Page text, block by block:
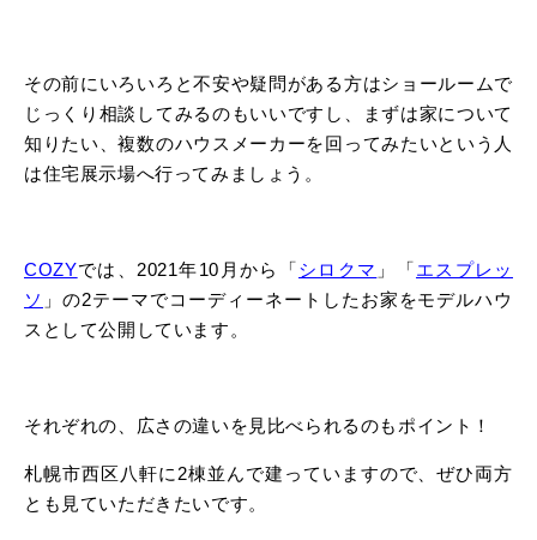
その前にいろいろと不安や疑問がある方はショールームで
じっくり相談してみるのもいいですし、まずは家について
知りたい、複数のハウスメーカーを回ってみたいという人
は住宅展示場へ行ってみましょう。
COZYでは、2021年10月から「シロクマ 」「エスプレッ
ソ 」の2テーマでコーディーネートしたお家をモデルハウ
スとして公開しています。
それぞれの、広さの違いを見比べられるのもポイント！
札幌市西区八軒に2棟並んで建っていますので、ぜひ両方
とも見ていただきたいです。